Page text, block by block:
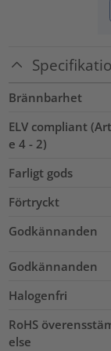
Brännbarhet
ELV compliant
e 4 - 2)
Farligt gods
Förtryckt
Godkännanden
Godkännanden
Halogenfri
RoHS
else